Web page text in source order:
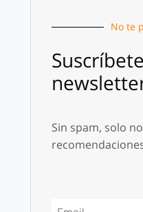
No te
Sin spam, solo